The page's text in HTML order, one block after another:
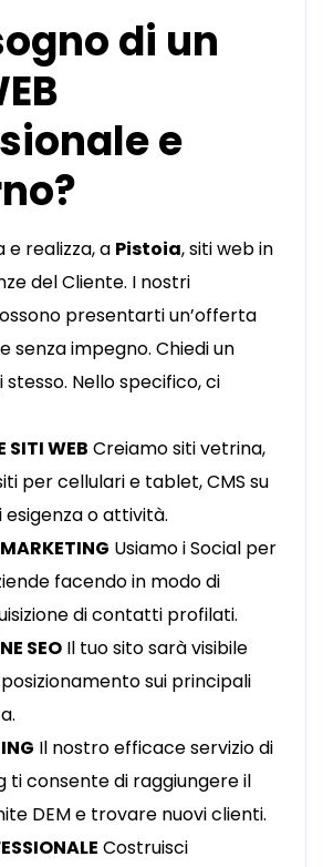
di un
e
realizza, a Pistoia, siti web in
del Cliente. I nostri
presentarti un’offerta
senza impegno. Chiedi un
Nello specifico, ci
SITI WEB Creiamo siti vetrina,
per cellulari e tablet, CMS su
o attività.
Usiamo i Social per
facendo in modo di
di contatti profilati.
SEO Il tuo sito sarà visibile
sui principali
Il nostro efficace servizio di
ti consente di raggiungere il
DEM e trovare nuovi clienti.
Costruisci